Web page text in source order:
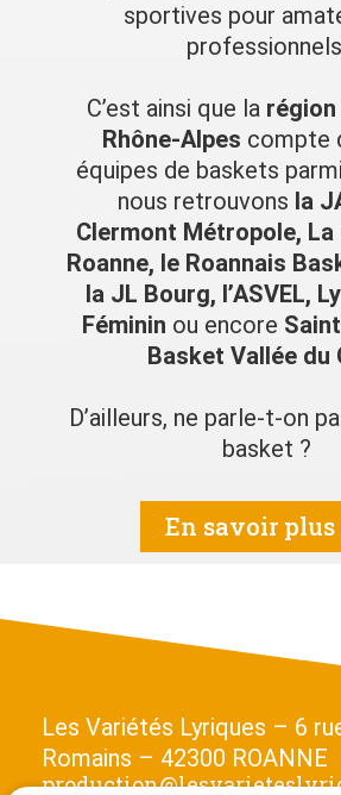
sportives pour
C’est ainsi que la
Rhône-Alpes compte
équipes de baskets
nous retrouvons la
Clermont Métropole, La
Roanne, le Roannais
la JL Bourg, l’ASVEL,
Féminin ou encore
Basket Vallée du
D’ailleurs, ne parle-t-on
basket ?
En savoir plus
Les Variétés Lyriques – 6
Romains – 42300 ROANNE